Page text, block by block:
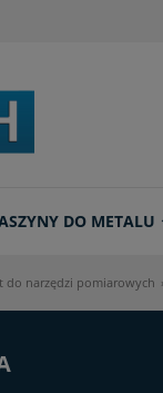
DO METALU
do narzędzi pomiarowych